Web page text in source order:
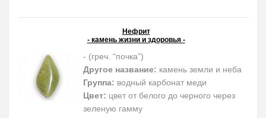
Нефрит
- камень жизни и здоровья -
- (греч. “почка”)
Другое название: камень земли и неба
Группа: водный карбонат меди
Цвет: цвет от белого до черного через
зеленую гамму